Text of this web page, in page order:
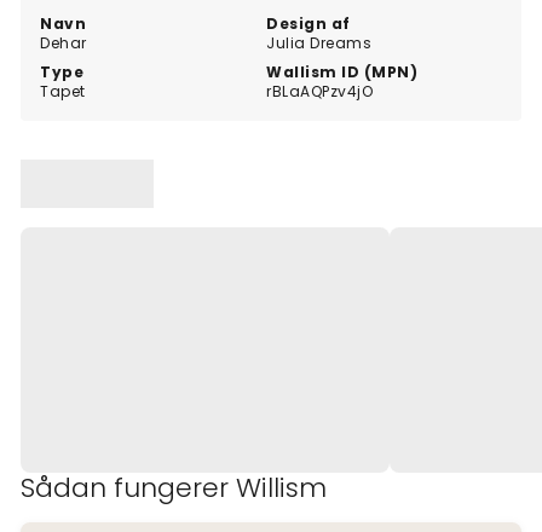
Navn
Dehar
Design af
Julia Dreams
Type
Tapet
Wallism ID (MPN)
rBLaAQPzv4jO
Sådan fungerer Willism